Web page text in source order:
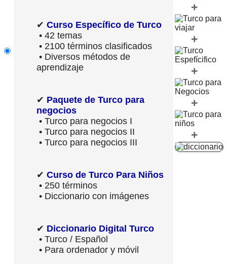
✔ Curso Específico de Turco
• 42 temas
• 2100 términos clasificados
• Diversos métodos de
aprendizaje
✔ Paquete de Turco para
negocios
• Turco para negocios I
• Turco para negocios II
• Turco para negocios III
✔ Curso de Turco Para Niños
• 250 términos
• Diccionario con imágenes
✔ Diccionario Digital Turco
• Turco / Español
• Para ordenador y móvil
+
+
+
+
+